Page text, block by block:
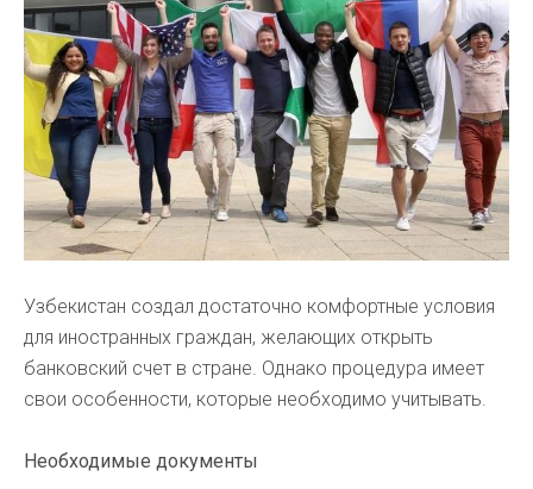
Узбекистан создал достаточно комфортные условия
для иностранных граждан, желающих открыть
банковский счет в стране. Однако процедура имеет
свои особенности, которые необходимо учитывать.
Необходимые документы